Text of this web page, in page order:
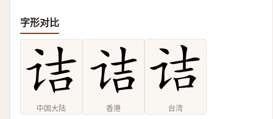
字形对比
中国大陆 香港 台湾